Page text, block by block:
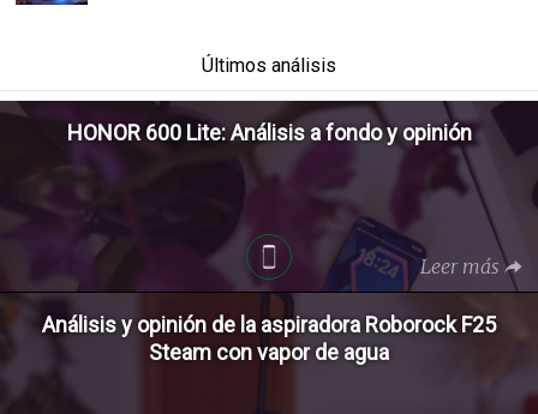
Últimos análisis
HONOR 600 Lite: Análisis a fondo y opinión
Leer más
Análisis y opinión de la aspiradora Roborock F25
Steam con vapor de agua